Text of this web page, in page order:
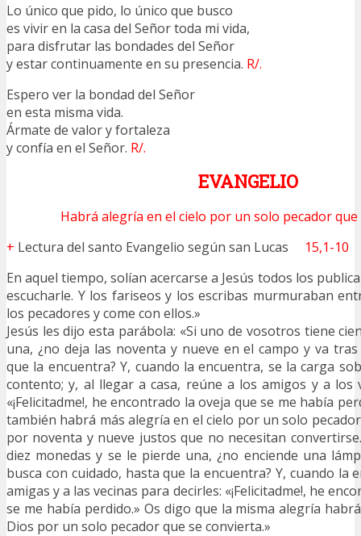
Lo único que pido, lo único que busco
es vivir en la casa del Señor toda mi vida,
para disfrutar las bondades del Señor
y estar continuamente en su presencia. R/.
Espero ver la bondad del Señor
en esta misma vida.
Ármate de valor y fortaleza
y confía en el Señor. R/.
EVANGELIO
Habrá alegría en el cielo por un solo pecador que
+ Lectura del santo Evangelio según san Lucas 15,1-10
En aquel tiempo, solían acercarse a Jesús todos los
escucharle. Y los fariseos y los escribas murmuraban
los pecadores y come con ellos.»
Jesús les dijo esta parábola: «Si uno de vosotros tiene
una, ¿no deja las noventa y nueve en el campo y va
que la encuentra? Y, cuando la encuentra, se la carga
contento; y, al llegar a casa, reúne a los amigos y a los
«¡Felicitadme!, he encontrado la oveja que se me había
también habrá más alegría en el cielo por un solo
por noventa y nueve justos que no necesitan
diez monedas y se le pierde una, ¿no enciende una
busca con cuidado, hasta que la encuentra? Y, cuando la
amigas y a las vecinas para decirles: «¡Felicitadme!, he
se me había perdido.» Os digo que la misma alegría
Dios por un solo pecador que se convierta.»